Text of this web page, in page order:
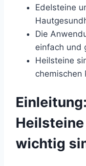
Edelsteine
Die
einfach und
Heilsteine
chemischen
wichtig